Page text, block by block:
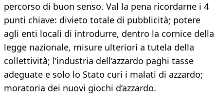
percorso di buon senso. Val la pena ricordarne i 4
punti chiave: divieto totale di pubblicità; potere
agli enti locali di introdurre, dentro la cornice della
legge nazionale, misure ulteriori a tutela della
collettività; l’industria dell’azzardo paghi tasse
adeguate e solo lo Stato curi i malati di azzardo;
moratoria dei nuovi giochi d’azzardo.